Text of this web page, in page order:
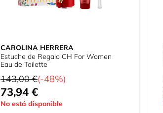
CAROLINA HERRERA
Estuche de Regalo CH For Women
Eau de Toilette
Precio habitual
143,00 €(-48%)
Tan bajo como
73,94 €
No está disponible